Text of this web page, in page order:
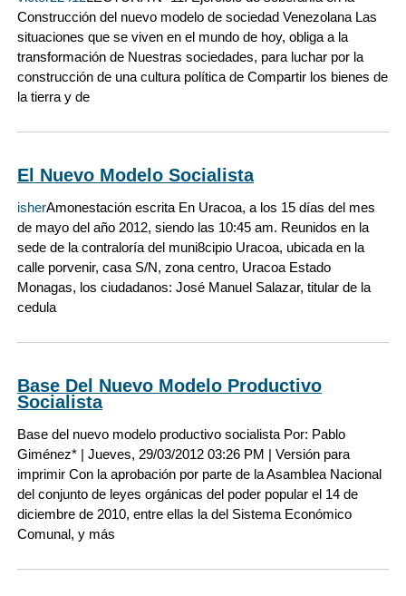
Construcción del nuevo modelo de sociedad Venezolana Las
situaciones que se viven en el mundo de hoy, obliga a la
transformación de Nuestras sociedades, para luchar por la
construcción de una cultura política de Compartir los bienes de
la tierra y de
El Nuevo Modelo Socialista
isherAmonestación escrita En Uracoa, a los 15 días del mes
de mayo del año 2012, siendo las 10:45 am. Reunidos en la
sede de la contraloría del muni8cipio Uracoa, ubicada en la
calle porvenir, casa S/N, zona centro, Uracoa Estado
Monagas, los ciudadanos: José Manuel Salazar, titular de la
cedula
Base Del Nuevo Modelo Productivo
Socialista
Base del nuevo modelo productivo socialista Por: Pablo
Giménez* | Jueves, 29/03/2012 03:26 PM | Versión para
imprimir Con la aprobación por parte de la Asamblea Nacional
del conjunto de leyes orgánicas del poder popular el 14 de
diciembre de 2010, entre ellas la del Sistema Económico
Comunal, y más